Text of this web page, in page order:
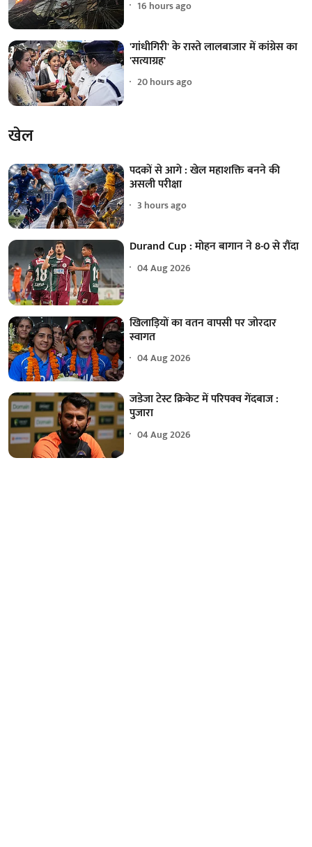
16 hours ago
'गांधीगिरी' के रास्ते लालबाजार में कांग्रेस का
'सत्याग्रह'
20 hours ago
खेल
पदकों से आगे : खेल महाशक्ति बनने की
असली परीक्षा
3 hours ago
Durand Cup : मोहन बागान ने 8-0 से रौंदा
04 Aug 2026
खिलाड़ियों का वतन वापसी पर जोरदार
स्वागत
04 Aug 2026
जडेजा टेस्ट क्रिकेट में परिपक्व गेंदबाज :
पुजारा
04 Aug 2026